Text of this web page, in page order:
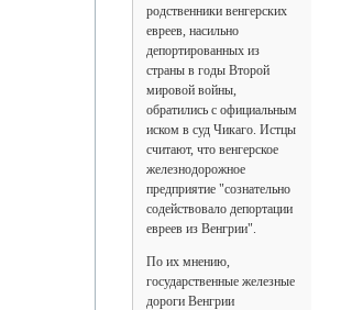
родственники венгерских
евреев, насильно
депортированных из
страны в годы Второй
мировой войны,
обратились с официальным
иском в суд Чикаго. Истцы
считают, что венгерское
железнодорожное
предприятие "сознательно
содействовало депортации
евреев из Венгрии".
По их мнению,
государственные железные
дороги Венгрии